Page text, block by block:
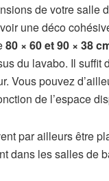
de votre salle
une déco
80 × 60 et 90 × 38
du lavabo. Il suffit
Vous pouvez
de l’espace
par ailleurs être
dans les salles de